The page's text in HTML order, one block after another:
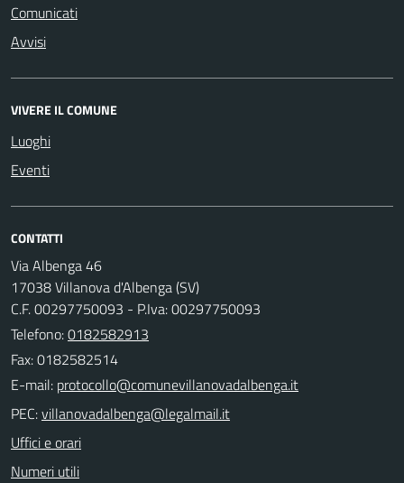
Comunicati
Avvisi
VIVERE IL COMUNE
Luoghi
Eventi
CONTATTI
Via Albenga 46
17038 Villanova d'Albenga (SV)
C.F. 00297750093 - P.Iva: 00297750093
Telefono:0182582913
Fax: 0182582514
E-mail:
PEC:
Uffici e orari
Numeri utili